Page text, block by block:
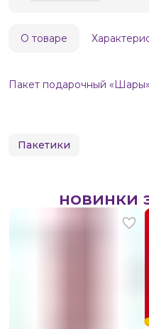
О товаре
Пакет подарочный
Пакетики
новинки